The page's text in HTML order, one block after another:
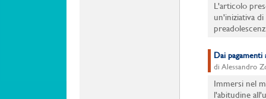
L'articolo
un'iniziativa
Dai pagamenti
di Alessandro
Immersi nel
l'abitudine